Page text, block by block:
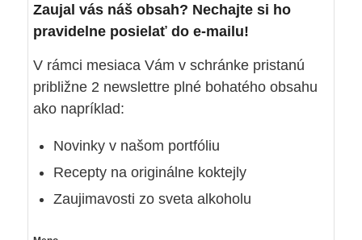
Zaujal vás náš obsah? Nechajte si ho
pravidelne posielať do e-mailu!
V rámci mesiaca Vám v schránke pristanú
približne 2 newslettre plné bohatého obsahu
ako napríklad:
Novinky v našom portfóliu
Recepty na originálne koktejly
Zaujimavosti zo sveta alkoholu